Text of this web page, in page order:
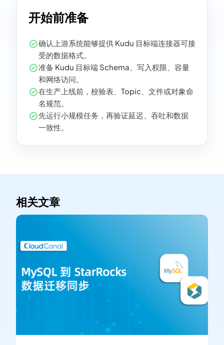
开始前准备
确认上游系统能够提供 Kudu 目标端连接器可接
受的数据格式。
准备 Kudu 目标端 Schema、写入权限、容量
和网络访问。
在生产上线前，校验表、Topic、文件或对象命
名规范。
先运行小规模任务，再验证延迟、吞吐和数据
一致性。
相关文章